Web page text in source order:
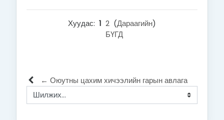
Хуудас: 1 2 (Дараагийн)
БҮГД
← Оюутны цахим хичээлийн гарын авлага
Шилжих...